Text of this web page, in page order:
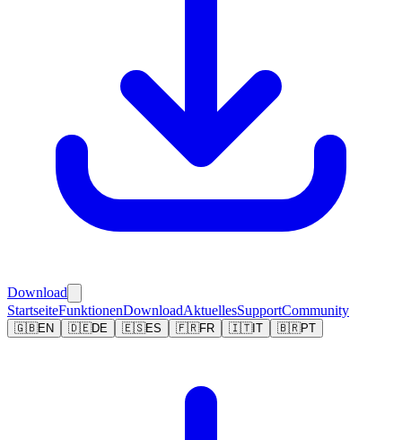
Download
StartseiteFunktionenDownloadAktuellesSupportCommunity
🇬🇧EN 🇩🇪DE 🇪🇸ES 🇫🇷FR 🇮🇹IT 🇧🇷PT